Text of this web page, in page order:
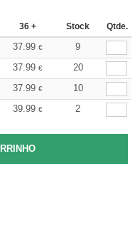
36 + Stock Qtde.
37.99 €
9
37.99 €
20
37.99 €
10
39.99 € 2